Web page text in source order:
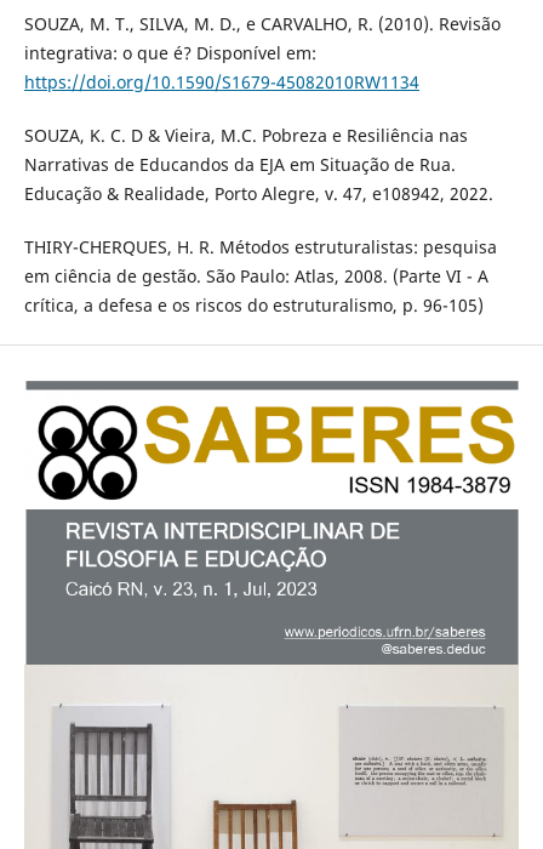
SOUZA, M. T., SILVA, M. D., e CARVALHO, R. (2010). Revisão
integrativa: o que é? Disponível em:
https://doi.org/10.1590/S1679-45082010RW1134
SOUZA, K. C. D & Vieira, M.C. Pobreza e Resiliência nas
Narrativas de Educandos da EJA em Situação de Rua.
Educação & Realidade, Porto Alegre, v. 47, e108942, 2022.
THIRY-CHERQUES, H. R. Métodos estruturalistas: pesquisa
em ciência de gestão. São Paulo: Atlas, 2008. (Parte VI - A
crítica, a defesa e os riscos do estruturalismo, p. 96-105)